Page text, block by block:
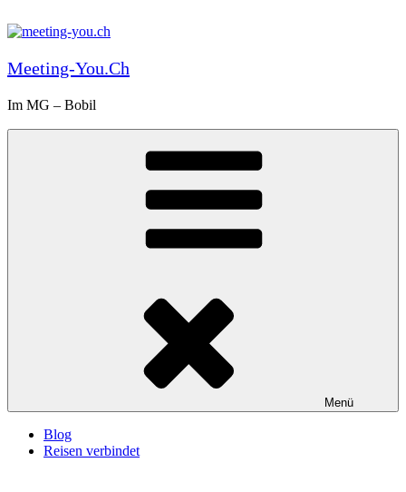
Inhalt
Meeting-You.ch
Im MG – Bobil
Menü
Blog
Reisen verbindet